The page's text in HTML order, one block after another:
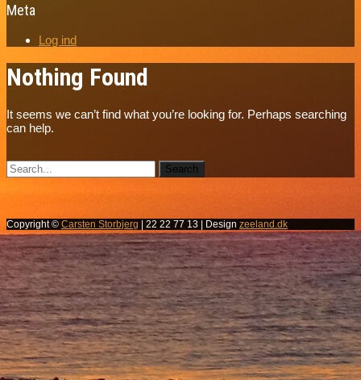
Meta
Log ind
Nothing Found
It seems we can’t find what you’re looking for. Perhaps searching
can help.
Copyright © Carsten Storbjerg | 22 22 77 13 | Design zeeland.dk